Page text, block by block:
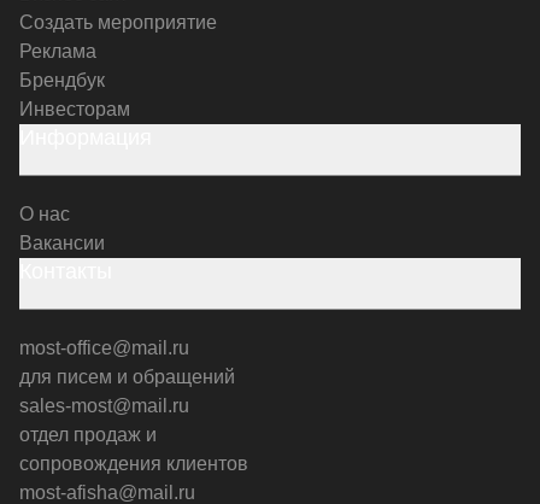
Создать мероприятие
Реклама
Брендбук
Инвесторам
О нас
Вакансии
most-office@mail.ru
для писем и обращений
sales-most@mail.ru
отдел продаж и
сопровождения клиентов
most-afisha@mail.ru